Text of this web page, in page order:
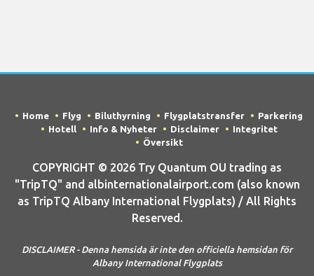
Home Flyg Biluthyrning Flygplatstransfer
Parkering
Hotell
Info & Nyheter Disclaimer
Integritet
Översikt
COPYRIGHT © 2026 Try Quantum OU trading as
"TripTQ" and albinternationalairport.com (also known
as TripTQ Albany International Flygplats) / All Rights
Reserved.
DISCLAIMER - Denna hemsida är inte den officiella hemsidan för
Albany International Flygplats